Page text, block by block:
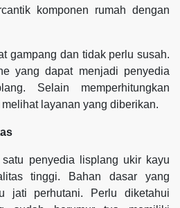
komponen rumah dengan
gampang dan tidak perlu susah.
yang dapat menjadi penyedia
Selain memperhitungkan
layanan yang diberikan.
penyedia lisplang ukir kayu
tinggi. Bahan dasar yang
jati perhutani. Perlu diketahui